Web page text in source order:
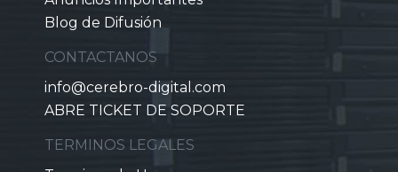
Blog de Difusión
CONTACTANOS
info@cerebro-digital.com
ABRE TICKET DE SOPORTE
TERMINOS LEGALES